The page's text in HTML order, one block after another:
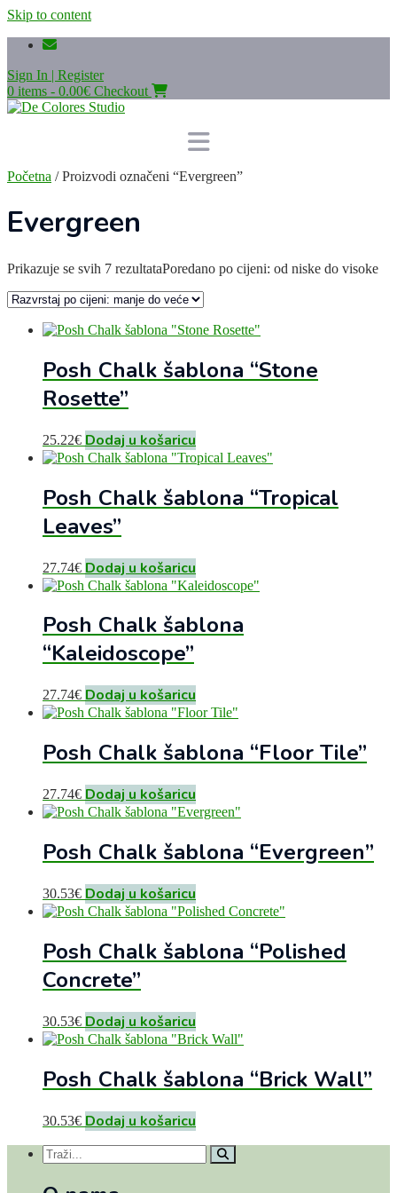
Skip to content
Sign In | Register
0 items - 0.00€ Checkout
Početna / Proizvodi označeni “Evergreen”
Evergreen
Prikazuje se svih 7 rezultataPoredano po cijeni: od niske do visoke
Posh Chalk šablona “Stone
Rosette”
25.22€ Dodaj u košaricu
Posh Chalk šablona “Tropical
Leaves”
27.74€ Dodaj u košaricu
Posh Chalk šablona
“Kaleidoscope”
27.74€ Dodaj u košaricu
Posh Chalk šablona “Floor Tile”
27.74€ Dodaj u košaricu
Posh Chalk šablona “Evergreen”
30.53€ Dodaj u košaricu
Posh Chalk šablona “Polished
Concrete”
30.53€ Dodaj u košaricu
Posh Chalk šablona “Brick Wall”
30.53€ Dodaj u košaricu